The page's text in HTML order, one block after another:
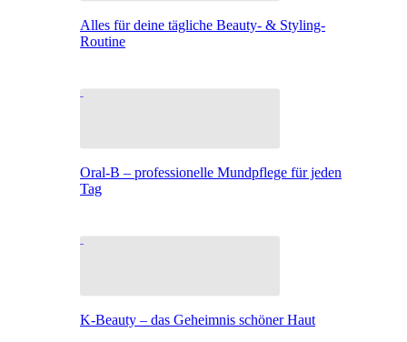
Alles für deine tägliche Beauty- & Styling-
Routine
Oral-B – professionelle Mundpflege für jeden
Tag
K-Beauty – das Geheimnis schöner Haut